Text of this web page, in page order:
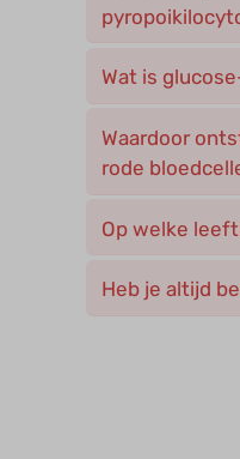
Wat is
Waardoor
rode
Op welke
Heb je altijd